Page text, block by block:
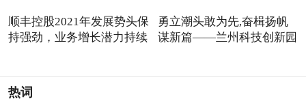
顺丰控股2021年发展势头保
持强劲，业务增长潜力持续
勇立潮头敢为先,奋楫扬帆
谋新篇——兰州科技创新园
热词